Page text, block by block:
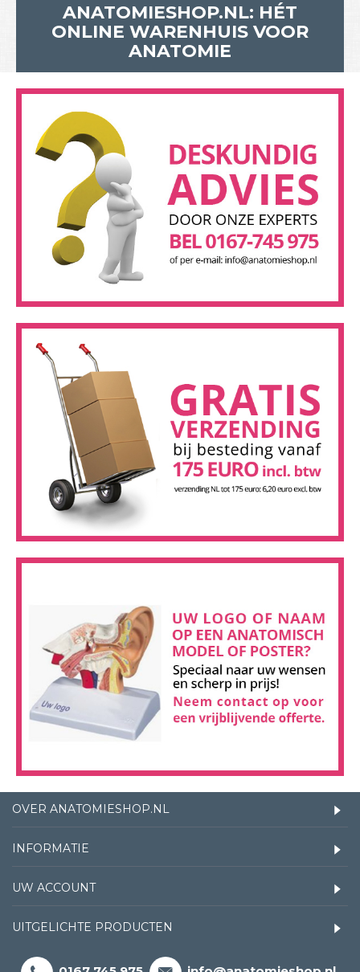
ANATOMIESHOP.NL: HÉT
ONLINE WARENHUIS VOOR
ANATOMIE
OVER ANATOMIESHOP.NL
INFORMATIE
UW ACCOUNT
UITGELICHTE PRODUCTEN